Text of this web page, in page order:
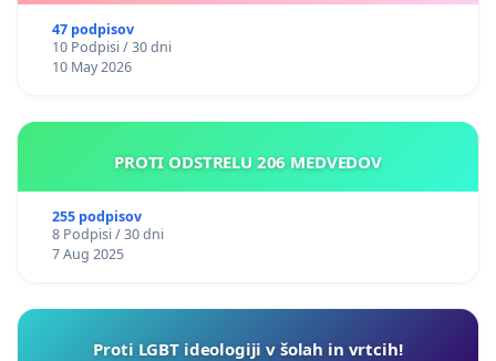
47 podpisov
10 Podpisi / 30 dni
10 May 2026
PROTI ODSTRELU 206 MEDVEDOV
255 podpisov
8 Podpisi / 30 dni
7 Aug 2025
Proti LGBT ideologiji v šolah in vrtcih!